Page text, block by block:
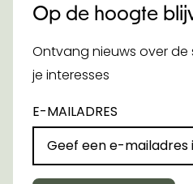
Op de hoogte
Ontvang nieuws over
je interesses
E-MAILADRES